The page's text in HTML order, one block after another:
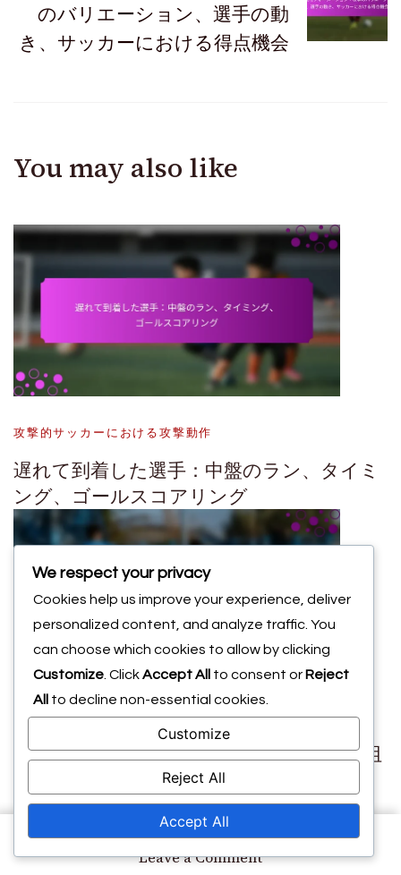
Leave a Commenton
のバリエーション、選手の動
き、サッカーにおける得点機会
You may also like
攻撃的サッカーにおける攻撃動作
遅れて到着した選手：中盤のラン、タイミ
ング、ゴールスコアリング
攻撃的サッカーにおける攻撃動作
戦術的ファウル：カウンターアタックの阻
止、ポジショニング、選手の役割
We respect your privacy
Cookies help us improve your experience, deliver
personalized content, and analyze traffic. You
can choose which cookies to allow by clicking
Customize . ClickAccept All to consent or Reject
All
to decline non-essential cookies.
Customize
Reject All
Accept All